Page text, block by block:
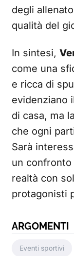
degli
qualità del
In sintesi,
come una
e ricca di
evidenziano
di casa, ma
che ogni
Sarà
un
realtà con
protagonisti
ARGOMENTI
Eventi sportivi